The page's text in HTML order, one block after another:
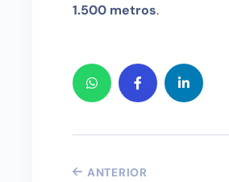
1.500 metros.
ANTERIOR